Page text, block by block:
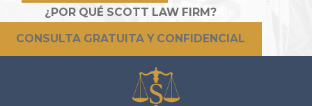
¿POR QUÉ SCOTT LAW FIRM?
CONSULTA GRATUITA Y CONFIDENCIAL